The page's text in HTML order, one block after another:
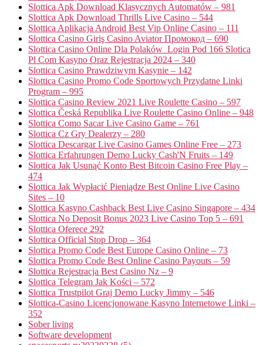
Slottica Apk Download Klasycznych Automatów – 981
Slottica Apk Download Thrills Live Casino – 544
Slottica Aplikacja Android Best Vip Online Casino – 111
Slottica Casino Giriş Casino Aviator Промокод – 690
Slottica Casino Online Dla Polaków ️ Login Pod 166 Slotica
Pl Com Kasyno Oraz Rejestracja 2024 – 340
Slottica Casino Prawdziwym Kasynie – 142
Slottica Casino Promo Code Sportowych Przydatne Linki
Program – 995
Slottica Casino Review 2021 Live Roulette Casino – 597
Slottica Česká Republika Live Roulette Casino Online – 948
Slottica Como Sacar Live Casino Game – 761
Slottica Cz Gry Dealerzy – 280
Slottica Descargar Live Casino Games Online Free – 273
Slottica Erfahrungen Demo Lucky Cash'N Fruits – 149
Slottica Jak Usunąć Konto Best Bitcoin Casino Free Play –
474
Slottica Jak Wypłacić Pieniądze Best Online Live Casino
Sites – 10
Slottica Kasyno Cashback Best Live Casino Singapore – 434
Slottica No Deposit Bonus 2023 Live Casino Top 5 – 691
Slottica Oferece 292
Slottica Official Stop Drop – 364
Slottica Promo Code Best Europe Casino Online – 73
Slottica Promo Code Best Online Casino Payouts – 59
Slottica Rejestracja Best Casino Nz – 9
Slottica Telegram Jak Kości – 572
Slottica Trustpilot Graj Demo Lucky Jimmy – 546
Slottica-Casino Licencjonowane Kasyno Internetowe Linki –
352
Sober living
Software development